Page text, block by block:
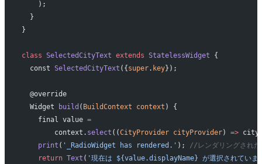
    );
  }
}
class SelectedCityText extends StatelessWidget {
  const
SelectedCityText ({super. key});
  @override
  Widget
build ( BuildContext context ) {
    final value
=
        context.
select ((CityProvider cityProvider) =>
    print
( '_RadioWidget has rendered.' );
//レンダリングされた
    return
Text ( '現在は ${value.displayName} が選択されていま